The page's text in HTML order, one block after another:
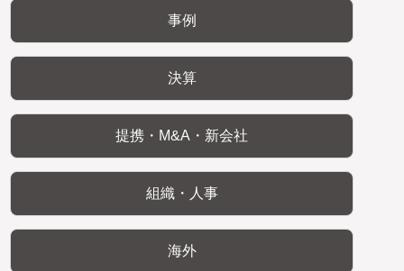
事例
決算
提携・M&A・新会社
組織・人事
海外